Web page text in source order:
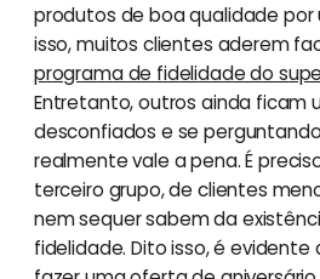
produtos de boa qualidade por
isso, muitos clientes aderem
programa de fidelidade do
Entretanto, outros ainda ficam
desconfiados e se
realmente vale a pena. É
terceiro grupo, de clientes
nem sequer sabem da
fidelidade. Dito isso, é evidente